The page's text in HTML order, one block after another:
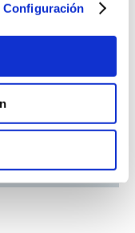
Configuración
el estándar
de los ODS